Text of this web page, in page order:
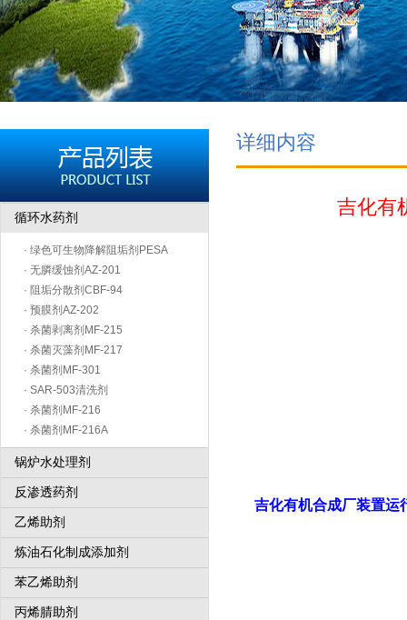
循环水药剂
· 绿色可生物降解阻垢剂PESA
· 无膦缓蚀剂AZ-201
· 阻垢分散剂CBF-94
· 预膜剂AZ-202
· 杀菌剥离剂MF-215
· 杀菌灭藻剂MF-217
· 杀菌剂MF-301
· SAR-503清洗剂
· 杀菌剂MF-216
· 杀菌剂MF-216A
锅炉水处理剂
反渗透药剂
乙烯助剂
炼油石化制成添加剂
苯乙烯助剂
丙烯腈助剂
详细内容
吉化有
吉化有机合成厂装置运